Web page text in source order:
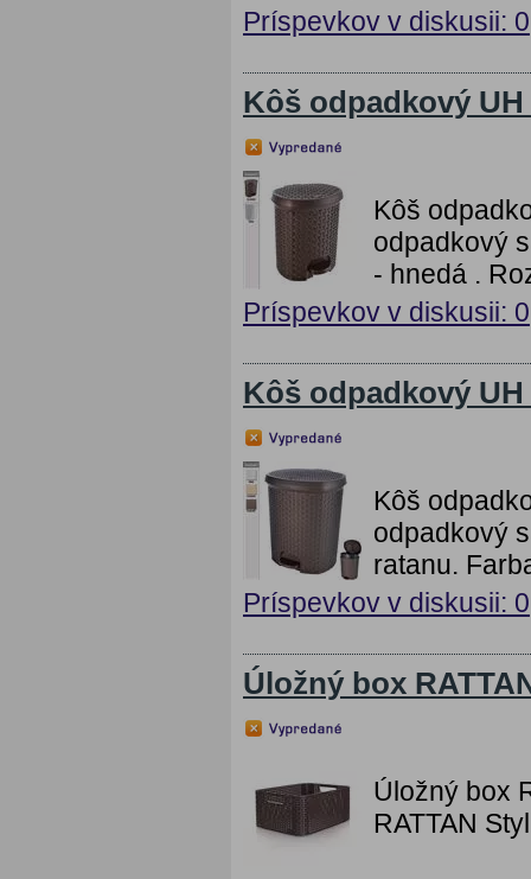
Príspevkov v diskusii: 0
Kôš odpadkový UH
Kôš
odpadkový
- hnedá .
Príspevkov v diskusii: 0
Kôš odpadkový
Kôš
odpadkový
ratanu.
Príspevkov v diskusii: 0
Úložný box
Úložný box
RATTAN